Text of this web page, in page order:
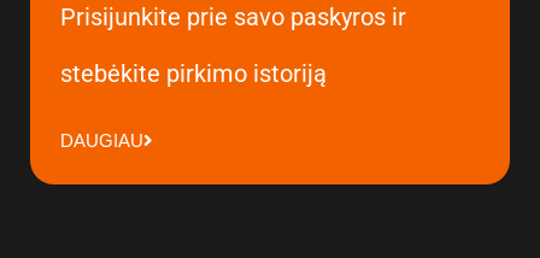
Prisijunkite prie savo paskyros ir
stebėkite pirkimo istoriją
DAUGIAU